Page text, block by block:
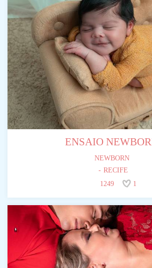
ENSAIO
NEWBORN
RECIFE
1249
1